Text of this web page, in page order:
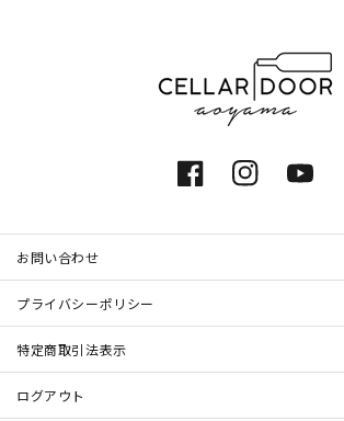
FacebookInstagramYouTube
お問い合わせ
プライバシーポリシー
特定商取引法表示
ログアウト